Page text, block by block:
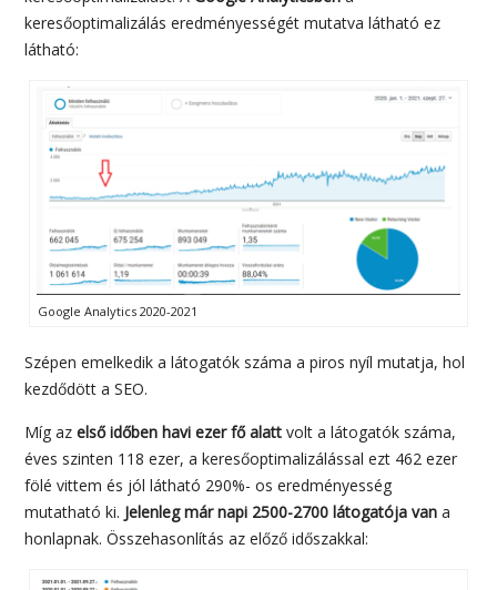
keresőoptimalizálás eredményességét mutatva látható ez
látható:
Google Analytics 2020-2021
Szépen emelkedik a látogatók száma a piros nyíl mutatja, hol
kezdődött a SEO.
Míg azelső időben havi ezer fő alatt volt a látogatók száma,
éves szinten 118 ezer, a keresőoptimalizálással ezt 462 ezer
fölé vittem és jól látható 290%- os eredményesség
mutatható ki. Jelenleg már napi 2500-2700 látogatója van a
honlapnak. Összehasonlítás az előző időszakkal: